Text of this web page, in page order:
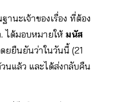
นะเจ้าของเรื่อง ที่ต้อง
ได้มอบหมายให้ มนัส
ยยืนยันว่าในวันนี้ (21
นแล้ว และได้ส่งกลับคืน